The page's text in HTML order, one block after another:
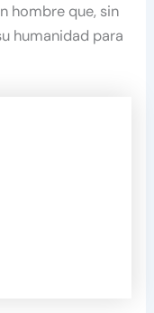
hombre que, sin
humanidad para